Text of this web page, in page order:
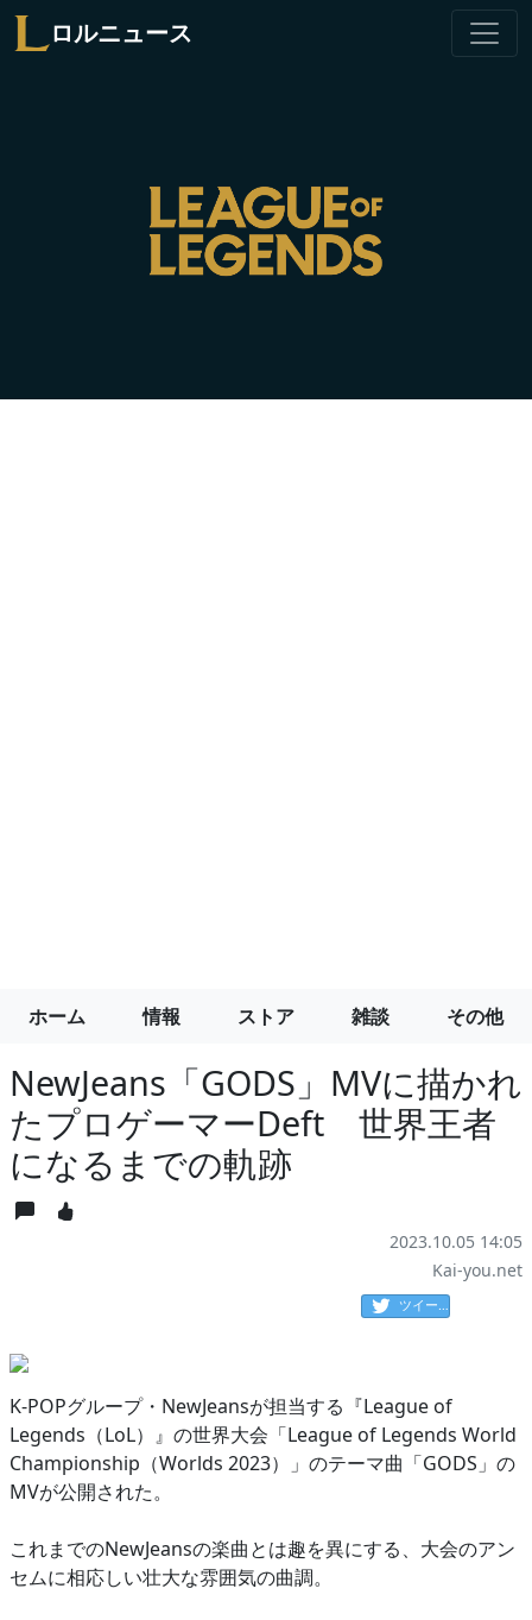
ロルニュース
ホーム 情報 ストア 雑談 その他
NewJeans「GODS」MVに描かれ
たプロゲーマーDeft 世界王者
になるまでの軌跡
2023.10.05 14:05
Kai-you.net
ツイート
K-POPグループ・NewJeansが担当する『League of
Legends（LoL）』の世界大会「League of Legends World
Championship（Worlds 2023）」のテーマ曲「GODS」の
MVが公開された。
これまでのNewJeansの楽曲とは趣を異にする、大会のアン
セムに相応しい壮大な雰囲気の曲調。